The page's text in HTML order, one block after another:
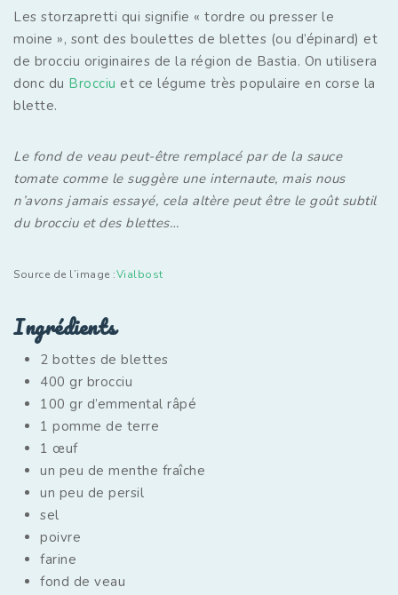
Les storzapretti qui signifie « tordre ou presser le
moine », sont des boulettes de blettes (ou d’épinard) et
de brocciu originaires de la région de Bastia. On utilisera
donc du Brocciu et ce légume très populaire en corse la
blette.
Le fond de veau peut-être remplacé par de la sauce
tomate comme le suggère une internaute, mais nous
n’avons jamais essayé, cela altère peut être le goût subtil
du brocciu et des blettes…
Source de l’image :Vialbost
Ingrédients
2 bottes de blettes
400 gr brocciu
100 gr d’emmental râpé
1 pomme de terre
1 œuf
un peu de menthe fraîche
un peu de persil
sel
poivre
farine
fond de veau